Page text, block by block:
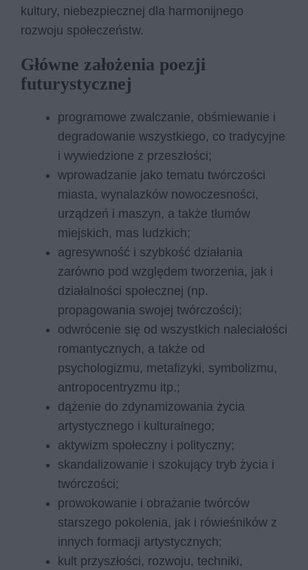
kultury, niebezpiecznej dla harmonijnego
rozwoju społeczeństw.
Główne założenia poezji
futurystycznej
programowe zwalczanie, obśmiewanie i
degradowanie wszystkiego, co tradycyjne
i wywiedzione z przeszłości;
wprowadzanie jako tematu twórczości
miasta, wynalazków nowoczesności,
urządzeń i maszyn, a także tłumów
miejskich, mas ludzkich;
agresywność i szybkość działania
zarówno pod względem tworzenia, jak i
działalności społecznej (np.
propagowania swojej twórczości);
odwrócenie się od wszystkich naleciałości
romantycznych, a także od
psychologizmu, metafizyki, symbolizmu,
antropocentryzmu itp.;
dążenie do zdynamizowania życia
artystycznego i kulturalnego;
aktywizm społeczny i polityczny;
skandalizowanie i szokujący tryb życia i
twórczości;
prowokowanie i obrażanie twórców
starszego pokolenia, jak i rówieśników z
innych formacji artystycznych;
kult przyszłości, rozwoju, techniki,